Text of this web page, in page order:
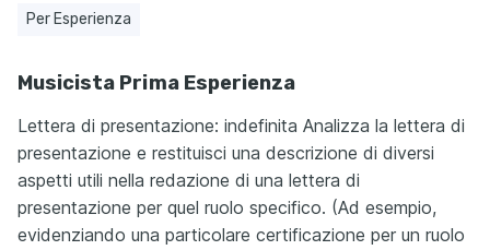
Per Esperienza
Musicista Prima Esperienza
Lettera di presentazione: indefinita Analizza la lettera di
presentazione e restituisci una descrizione di diversi
aspetti utili nella redazione di una lettera di
presentazione per quel ruolo specifico. (Ad esempio,
evidenziando una particolare certificazione per un ruolo